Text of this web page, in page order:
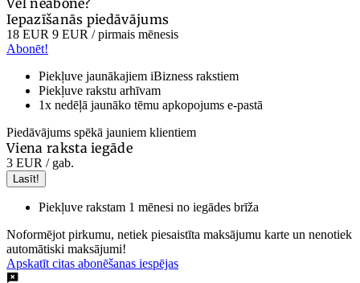
Iepazīšanās piedāvājums
18 EUR 9 EUR / pirmais mēnesis
Abonēt!
Piekļuve jaunākajiem iBizness rakstiem
Piekļuve rakstu arhīvam
1x nedēļā jaunāko tēmu apkopojums e-pastā
Piedāvājums spēkā jauniem klientiem
Viena raksta iegāde
3 EUR / gab.
Lasīt!
Piekļuve rakstam 1 mēnesi no iegādes brīža
Noformējot pirkumu, netiek piesaistīta maksājumu karte un nenotiek
automātiski maksājumi!
Apskatīt citas abonēšanas iespējas